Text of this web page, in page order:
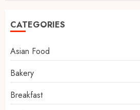
CATEGORIES
Asian Food
Bakery
Breakfast